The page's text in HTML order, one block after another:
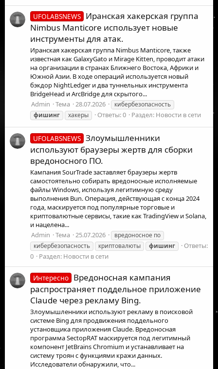
UFOLABSNEWS Иранская хакерская группа
Nimbus Manticore использует новые
инструменты для атак.
Иранская хакерская группа Nimbus Manticore, также
известная как GalaxyGato и Mirage Kitten, проводит атаки
на организации в странах Ближнего Востока, Африки и
Южной Азии. В ходе операций используется новый
бэкдор NightLedger и два туннельных инструмента
BridgeHead и ArcBridge для скрытого...
Admin
Тема 28.07.2026
кибербезопасность
фишинг
хакеры Ответы: 0 Раздел: Новости в сети
UFOLABSNEWS Злоумышленники
используют браузеры жертв для сборки
вредоносного ПО.
Кампания SourTrade заставляет браузеры жертв
самостоятельно собирать вредоносные исполняемые
файлы Windows, используя легитимную среду
выполнения Bun. Операция, действующая с конца 2024
года, маскируется под популярные торговые и
криптовалютные сервисы, такие как TradingView и Solana,
и нацелена...
Admin
Тема 25.07.2026
вредоносное по
кибербезопасность
криптовалюты фишинг
Ответы:
0
Раздел: Новости в сети
Интересно Вредоносная кампания
распространяет поддельное приложение
Claude через рекламу Bing.
Злоумышленники используют рекламу в поисковой
системе Bing для продвижения поддельного
установщика приложения Claude. Вредоносная
программа SectopRAT маскируется под легитимный
компонент JetBrains Chromium и устанавливает на
систему троян с функциями кражи данных.
Исследователи обнаружили, что...